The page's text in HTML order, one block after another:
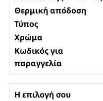
Θερμική απόδοση
Τύπος
Χρώμα
Κωδικός για
παραγγελία
Η επιλογή σου